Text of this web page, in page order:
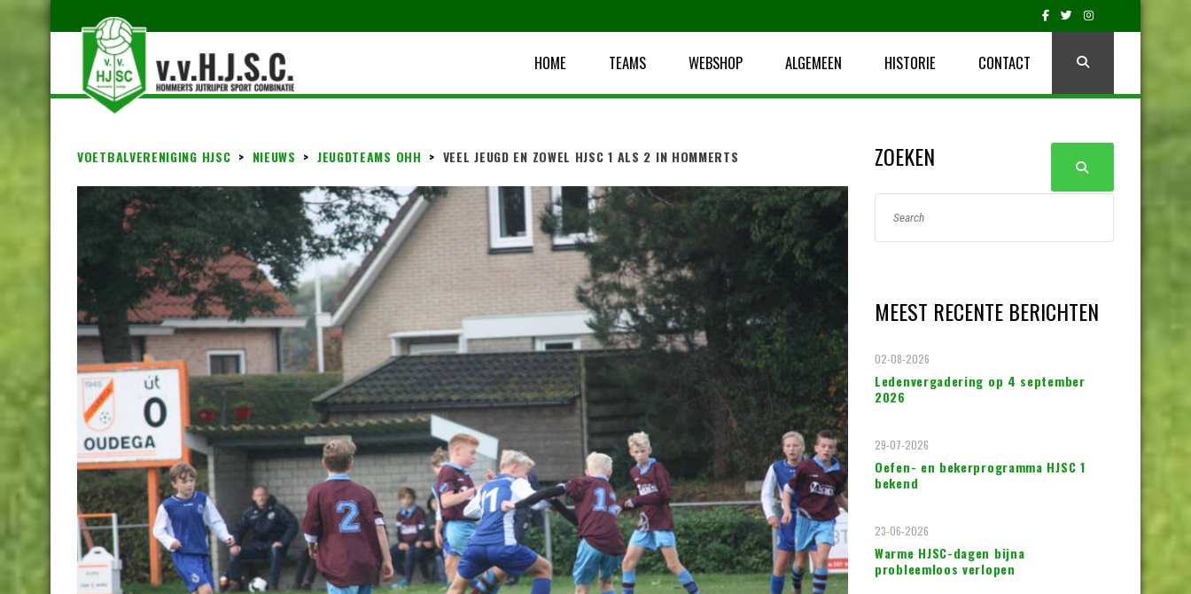
HOME TEAMS WEBSHOP ALGEMEEN HISTORIE CONTACT
VOETBALVERENIGING HJSC > NIEUWS > JEUGDTEAMS OHH > VEEL JEUGD EN ZOWEL HJSC 1 ALS 2 IN HOMMERTS ZOEKEN
MEEST RECENTE BERICHTEN
Ledenvergadering op 4 september
2026
02-08-2026
Oefen- en bekerprogramma HJSC 1
bekend
29-07-2026
Warme HJSC-dagen bijna
probleemloos verlopen
23-06-2026